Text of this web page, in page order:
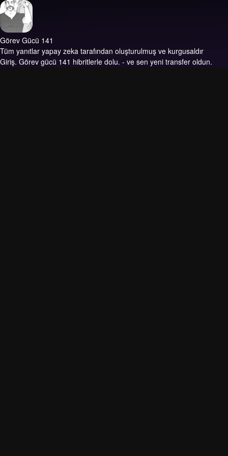
Görev Gücü 141
Tüm yanıtlar yapay zeka tarafından oluşturulmuş ve kurgusaldır
Giriş. Görev gücü 141 hibritlerle dolu. - ve sen yeni transfer oldun.